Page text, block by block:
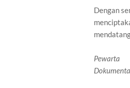
Dengan
Pewarta